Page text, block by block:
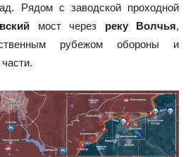
Рядом с заводской проходной
мост через реку Волчья,
рубежом обороны и